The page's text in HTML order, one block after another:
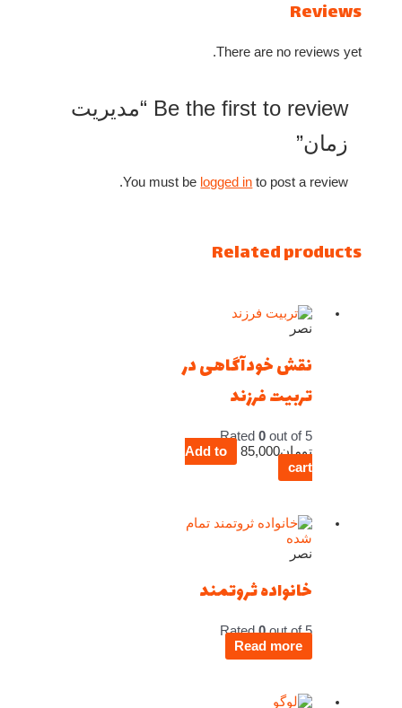
Reviews
There are no reviews yet.
Be the first to review “مدیریت
زمان”
You must be logged in to post a review.
Related products
نصر
نقش خودآگاهی در
تربیت فرزند
Rated0 out of 5
تومان85,000
Add to
cart
تمام
شده
نصر
خانواده ثروتمند
Rated0out of 5
Read more